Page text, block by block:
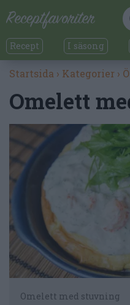
Recept I säsong
Startsida › Kategorier ›
Omelett
Omelett med stuvning